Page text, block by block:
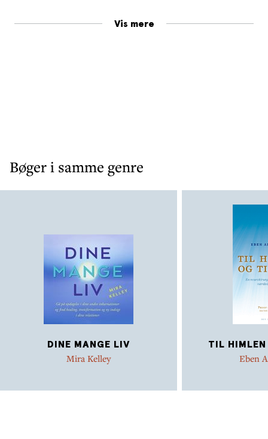
usædvanlige, visuelle og sansemæssige øjeblikke ved
Vis mere
Bøger i samme genre
DINE MANGE LIV
Mira Kelley
TIL
Eben